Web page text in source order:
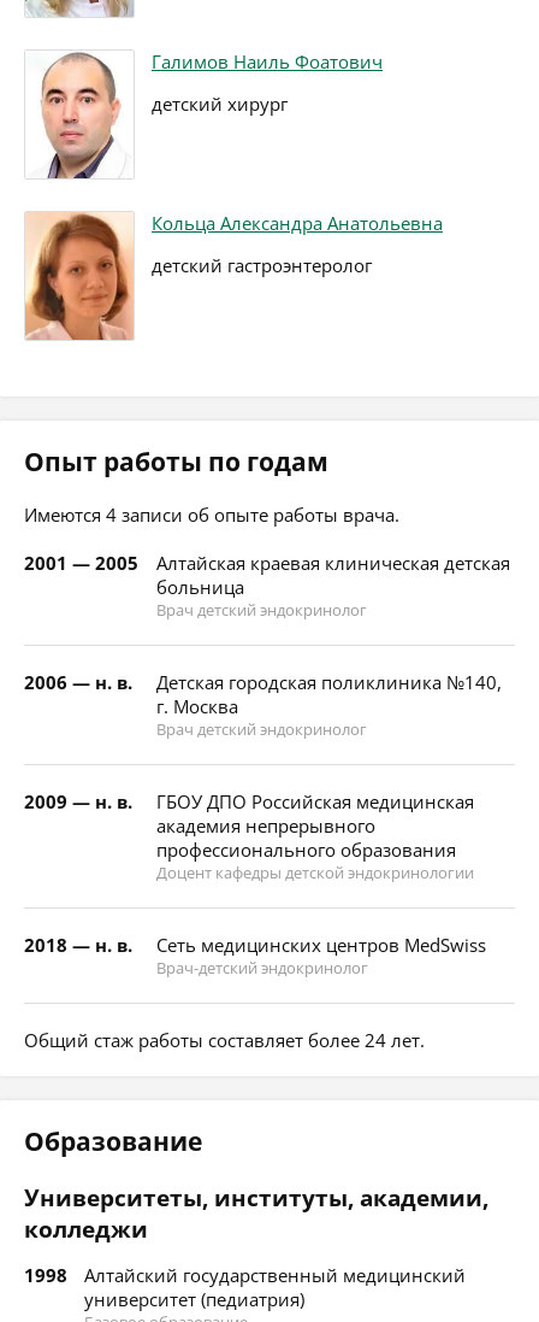
Галимов Наиль Фоатович
детский хирург
Кольца Александра Анатольевна
детский гастроэнтеролог
Опыт работы по годам
Имеются 4 записи об опыте работы врача.
2001 — 2005
Алтайская краевая клиническая детская
больница
Врач детский эндокринолог
2006 — н. в.
Детская городская поликлиника №140,
г. Москва
Врач детский эндокринолог
2009 — н. в.
ГБОУ ДПО Российская медицинская
академия непрерывного
профессионального образования
Доцент кафедры детской эндокринологии
2018 — н. в. Сеть медицинских центров MedSwiss
Врач-детский эндокринолог
Общий стаж работы составляет более 24 лет.
Образование
Университеты, институты, академии,
колледжи
1998
Алтайский государственный медицинский
университет (педиатрия)